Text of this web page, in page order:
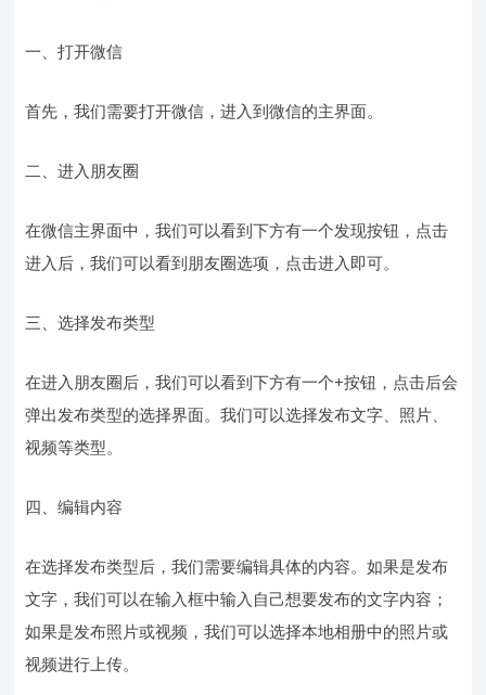
一、打开微信
首先，我们需要打开微信，进入到微信的主界面。
二、进入朋友圈
在微信主界面中，我们可以看到下方有一个发现按钮，点击
进入后，我们可以看到朋友圈选项，点击进入即可。
三、选择发布类型
在进入朋友圈后，我们可以看到下方有一个+按钮，点击后会
弹出发布类型的选择界面。我们可以选择发布文字、照片、
视频等类型。
四、编辑内容
在选择发布类型后，我们需要编辑具体的内容。如果是发布
文字，我们可以在输入框中输入自己想要发布的文字内容；
如果是发布照片或视频，我们可以选择本地相册中的照片或
视频进行上传。